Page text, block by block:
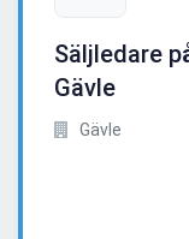
Säljledare
Gävle
Gävle